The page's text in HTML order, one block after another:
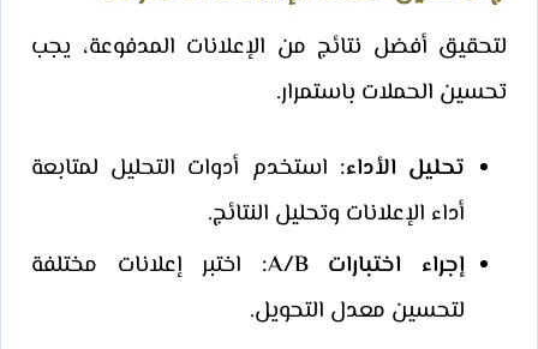
لتحقيق أفضل نتائج من الإعلانات المدفوعة، يجب
تحسين الحملات باستمرار.
تحليل الأداء: استخدم أدوات التحليل لمتابعة
أداء الإعلانات وتحليل النتائج.
إجراء اختبارات A/B:
اختبر إعلانات مختلفة
لتحسين معدل التحويل.